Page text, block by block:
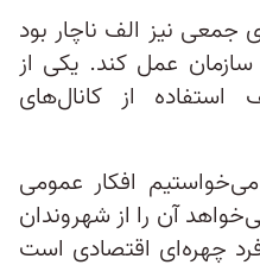
جمعی نیز الف ناچار بود
عمل کند. یکی از
استفاده از کانال‌های
افکار عمومی
آن را از شهروندان
چهره‌ای اقتصادی است